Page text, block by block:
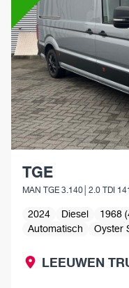
Assistentiesystemen
Mobile24
MAN Werkplaatsen
MAN Smart Tacho
TGE
MAN TGE 3.140│2.0 TDI
2024 Diesel 1968
Automatisch
Oyster
LEEUWEN